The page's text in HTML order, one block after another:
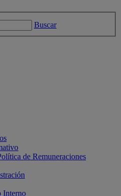
Buscar
de Remuneraciones
Interno